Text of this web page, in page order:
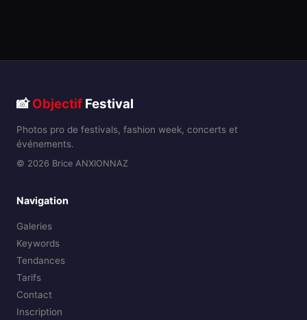
📸Objectif Festival
Photos pro de festivals, fashion week, concerts et
événements.
© 2026 Brice ANXIONNAZ
Navigation
Galeries
Keywords
Tendances
Tarifs
Contact
Inscription